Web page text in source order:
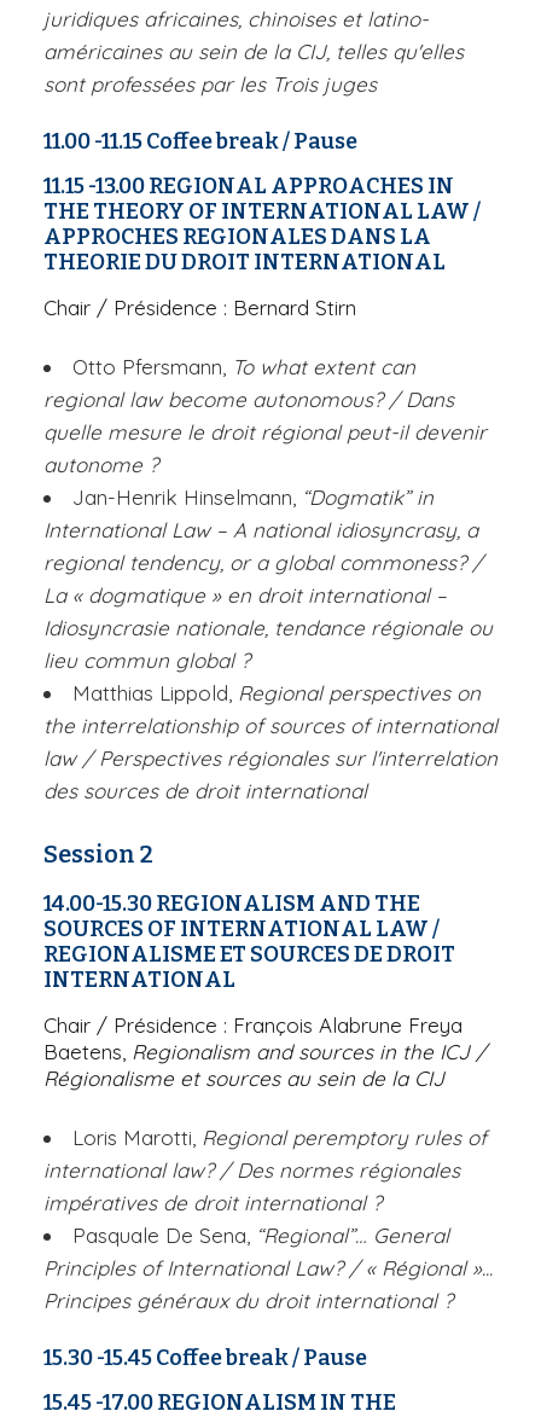
juridiques africaines, chinoises et latino-
américaines au sein de la CIJ, telles qu'elles
sont professées par les Trois juges
11.00 -11.15Coffee break/ Pause
11.15 -13.00REGIONAL APPROACHES IN
THE THEORY OF INTERNATIONAL LAW/
APPROCHES REGIONALES DANS LA
THEORIE DU DROIT INTERNATIONAL
Chair / Présidence : Bernard Stirn
Otto Pfersmann, To what extent can
regional law become autonomous? / Dans
quelle mesure le droit régional peut-il devenir
autonome ?
Jan-Henrik Hinselmann, “Dogmatik” in
International Law – A national idiosyncrasy, a
regional tendency, or a global commoness? /
La « dogmatique » en droit international –
Idiosyncrasie nationale, tendance régionale ou
lieu commun global ?
Matthias Lippold, Regional perspectives on
the interrelationship of sources of international
law / Perspectives régionales sur l'interrelation
des sources de droit international
Session 2
14.00-15.30REGIONALISM AND THE
SOURCES OF INTERNATIONAL LAW/
REGIONALISME ET SOURCES DE DROIT
INTERNATIONAL
Chair / Présidence : François Alabrune Freya
Baetens, Regionalism and sources in the ICJ/
Régionalisme et sources au sein de la CIJ
Loris Marotti, Regional peremptory rules of
international law?/ Des normes régionales
impératives de droit international ?
Pasquale De Sena, “Regional”… General
Principles of International Law?/ « Régional »...
Principes généraux du droit international ?
15.30 -15.45Coffee break/ Pause
15.45 -17.00REGIONALISM IN THE